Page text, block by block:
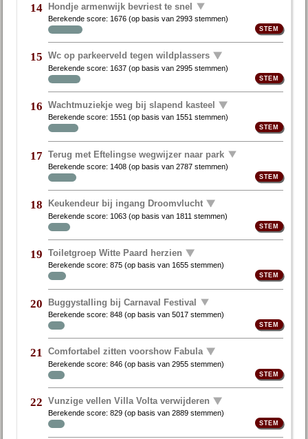
14 Hondje armenwijk bevriest te snel
Berekende score: 1676 (op basis van2993 stemmen)
15 Wc op parkeerveld tegen wildplassers
Berekende score: 1637 (op basis van2995 stemmen)
16 Wachtmuziekje weg bij slapend kasteel
Berekende score: 1551 (op basis van 1551 stemmen)
17 Terug met Eftelingse wegwijzer naar park
Berekende score: 1408 (op basis van2787 stemmen)
18 Keukendeur bij ingang Droomvlucht
Berekende score: 1063 (op basis van 1811 stemmen)
19 Toiletgroep Witte Paard herzien
Berekende score:875 (op basis van 1655 stemmen)
20 Buggystalling bij Carnaval Festival
Berekende score:848 (op basis van5017 stemmen)
21 Comfortabel zitten voorshow Fabula
Berekende score:846 (op basis van2955 stemmen)
22 Vunzige vellen Villa Volta verwijderen
Berekende score:829 (op basis van2889 stemmen)